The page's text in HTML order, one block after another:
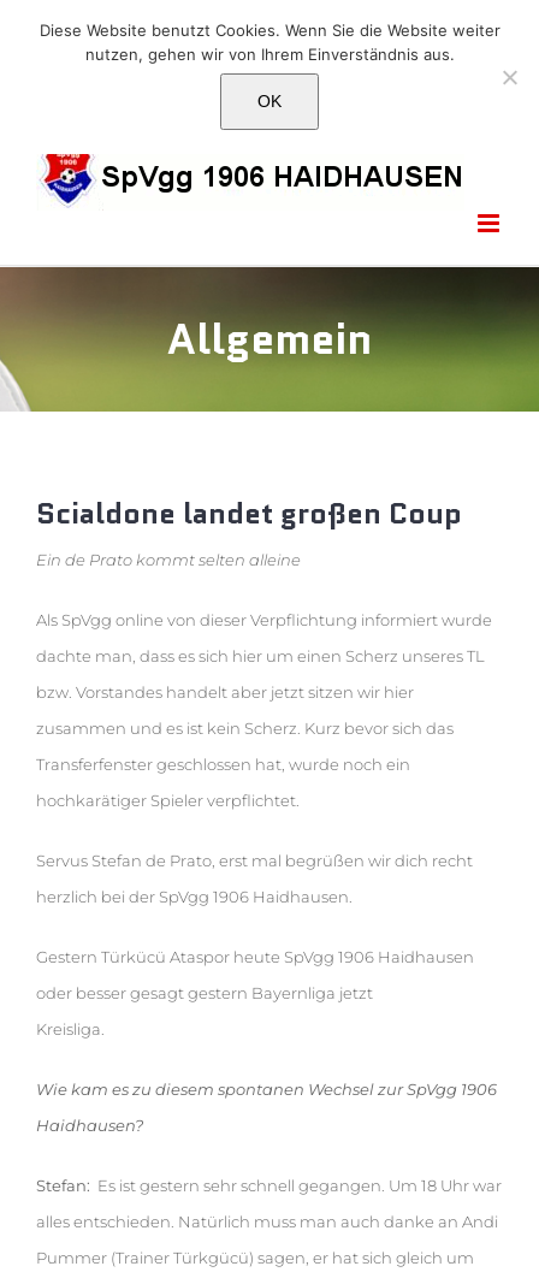
E-Mail: info@1906haidhausen.de
FacebookInstagram
E-
Allgemein
Scialdone landet großen Coup
Ein de Prato kommt selten alleine
Als SpVgg online von dieser Verpflichtung informiert wurde
dachte man, dass es sich hier um einen Scherz unseres TL
bzw. Vorstandes handelt aber jetzt sitzen wir hier
zusammen und es ist kein Scherz. Kurz bevor sich das
Transferfenster geschlossen hat, wurde noch ein
hochkarätiger Spieler verpflichtet.
Servus Stefan de Prato, erst mal begrüßen wir dich recht
herzlich bei der SpVgg 1906 Haidhausen.
Gestern Türkücü Ataspor heute SpVgg 1906 Haidhausen
oder besser gesagt gestern Bayernliga jetzt
Kreisliga.
Wie kam es zu diesem spontanen Wechsel zur SpVgg 1906
Haidhausen?
Stefan: Es ist gestern sehr schnell gegangen. Um 18 Uhr war
alles entschieden. Natürlich muss man auch danke an Andi
Pummer (Trainer Türkgücü) sagen, er hat sich gleich um
Diese Website benutzt Cookies. Wenn Sie die Website weiter
nutzen, gehen wir von Ihrem Einverständnis aus.
OK